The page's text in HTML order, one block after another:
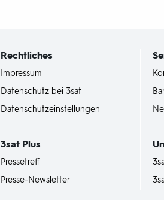
Rechtliches
Impressum
Datenschutz bei 3sat
Datenschutzeinstellungen
3satPlus
Pressetreff
Presse-Newsletter